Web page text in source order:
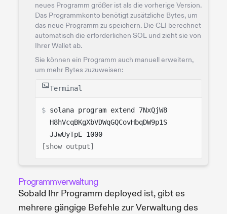
neues Programm größer ist als die vorherige Version.
Das Programmkonto benötigt zusätzliche Bytes, um
das neue Programm zu speichern. Die CLI berechnet
automatisch die erforderlichen SOL und zieht sie von
Ihrer Wallet ab.
Sie können ein Programm auch manuell erweitern,
um mehr Bytes zuzuweisen:
Terminal
$ solana program extend 7NxQjW8
H8hVcqBKgXbVDWqGQCovHbqDW9p1S
JJwUyTpE 1000
[show output]
Programmverwaltung
Sobald Ihr Programm deployed ist, gibt es
mehrere gängige Befehle zur Verwaltung des